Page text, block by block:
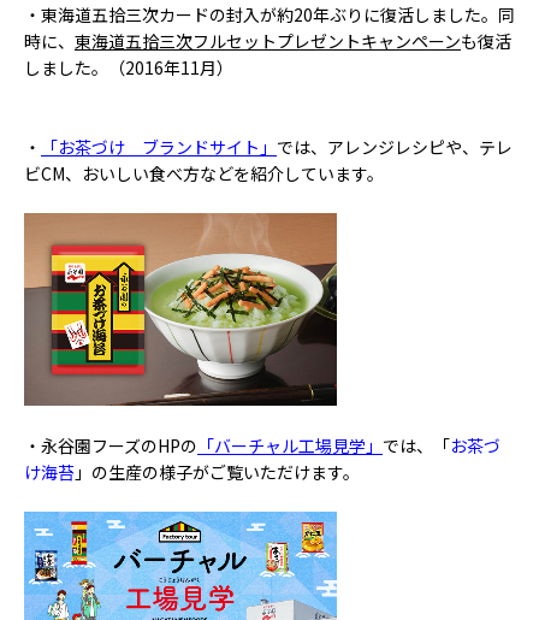
・東海道五拾三次カードの封入が約20年ぶりに復活しました。同
時に、 東海道五拾三次フルセットプレゼントキャンペーンも復活
しました。（2016年11月）
・ 「お茶づけ ブランドサイト」 では、アレンジレシピや、テレ
ビCM、おいしい食べ方などを紹介しています。
・永谷園フーズのHPの 「バーチャル工場見学」 では、「お茶づ
け海苔 」の生産の様子がご覧いただけます。